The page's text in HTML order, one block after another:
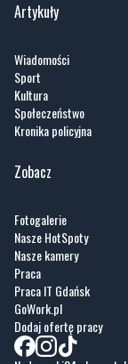
Artykuły
Wiadomości
Sport
Kultura
Społeczeństwo
Kronika policyjna
Zobacz
Fotogalerie
Nasze HotSpoty
Nasze kamery
Praca
Praca IT Gdańsk
GoWork.pl
Dodaj ofertę pracy